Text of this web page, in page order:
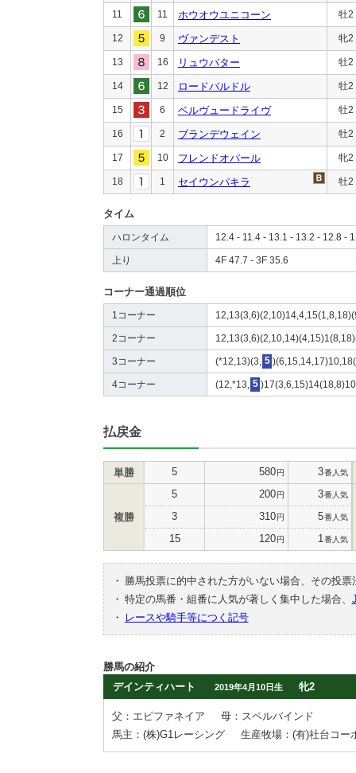
11 11 ホウオウユニコーン 牡2
12 9 ヴァンデスト 牝2
13 16 リュウバター 牡2
14 12 ロードバルドル 牡2
15 6 ベルヴュードライヴ 牡2
16 2 ブランデウェイン 牡2
17 10 フレンドオパール 牝2
18 1 セイウンパキラ 牡2
タイム
ハロンタイム 12.4 - 11.4 - 13.1 - 13.2 - 12.8 -
上り 4F 47.7 - 3F 35.6
コーナー通過順位
1コーナー
2コーナー
3コーナー (*12,13)(3, 5
4コーナー (12,*13, 5
払戻金
単勝 5 580円 3番人気
複勝
5 200円 3番人気
3 310円 5番人気
15 120円 1 番人気
・
勝馬投票に的中された方がいない場合、その投
・ 特定の馬番・組番に人気が著しく集中した場合、
・
レースや騎手等につく記号
勝馬の紹介
デインティハート
2019年4月10日生 牝2
父：エピファネイア
母：スペルバインド
馬主：(株)G1レーシング
生産牧場：(有)社台コー